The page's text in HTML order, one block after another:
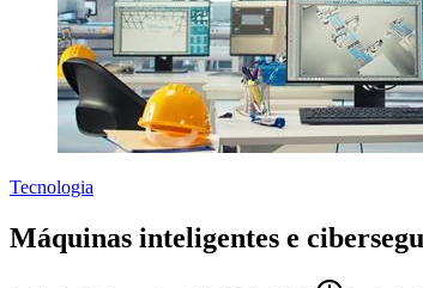
Tecnologia
Máquinas inteligentes e